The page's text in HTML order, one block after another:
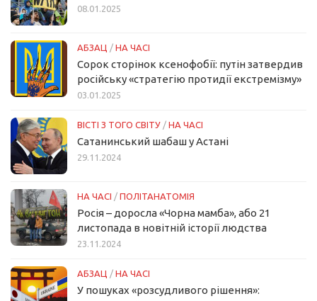
08.01.2025
АБЗАЦ / НА ЧАСІ
Сорок сторінок ксенофобії: путін затвердив
російську «стратегію протидії екстремізму»
03.01.2025
ВІСТІ З ТОГО СВІТУ / НА ЧАСІ
Сатанинський шабаш у Астані
29.11.2024
НА ЧАСІ / ПОЛІТАНАТОМІЯ
Росія – доросла «Чорна мамба», або 21
листопада в новітній історії людства
23.11.2024
АБЗАЦ / НА ЧАСІ
У пошуках «розсудливого рішення»: